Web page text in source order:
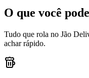
O que você
Tudo que rola no Jão
achar rápido.